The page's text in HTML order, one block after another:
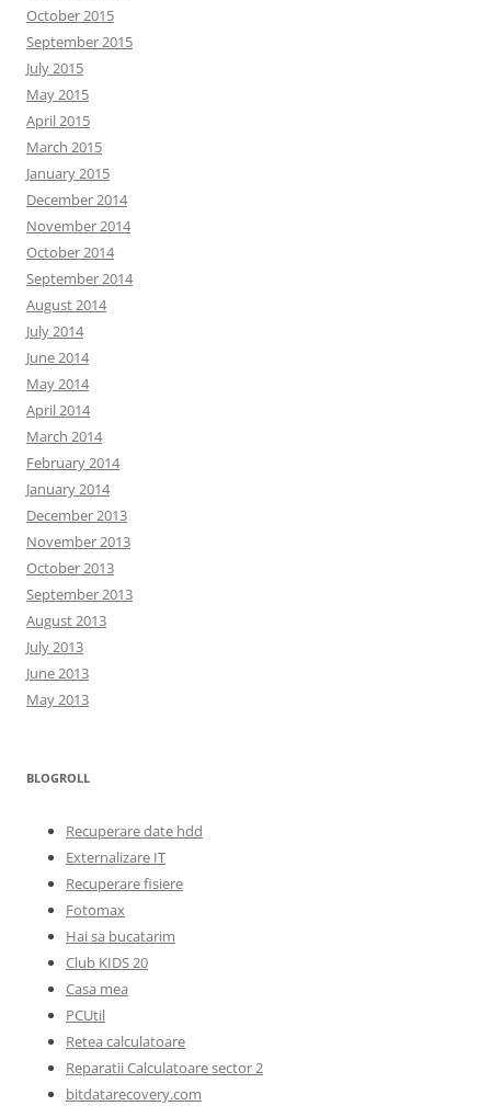
October 2015
September 2015
July 2015
May 2015
April 2015
March 2015
January 2015
December 2014
November 2014
October 2014
September 2014
August 2014
July 2014
June 2014
May 2014
April 2014
March 2014
February 2014
January 2014
December 2013
November 2013
October 2013
September 2013
August 2013
July 2013
June 2013
May 2013
BLOGROLL
Recuperare date hdd
Externalizare IT
Recuperare fisiere
Fotomax
Hai sa bucatarim
Club KIDS 20
Casa mea
PCUtil
Retea calculatoare
Reparatii Calculatoare sector 2
bitdatarecovery.com